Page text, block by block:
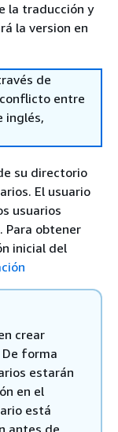
la traducción y
la version en
de
entre
inglés,
su directorio
El usuario
usuarios
Para obtener
inicial del
crear
De forma
estarán
en el
está
antes de